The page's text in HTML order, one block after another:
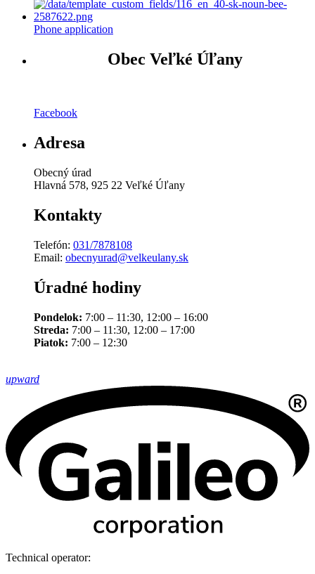
Phone application
Obec Veľké Úľany
Facebook
Adresa
Obecný úrad
Hlavná 578, 925 22 Veľké Úľany
Kontakty
Telefón: 031/7878108
Email: obecnyurad@velkeulany.sk
Úradné hodiny
Pondelok: 7:00 – 11:30, 12:00 – 16:00
Streda: 7:00 – 11:30, 12:00 – 17:00
Piatok: 7:00 – 12:30
upward
Technical operator: